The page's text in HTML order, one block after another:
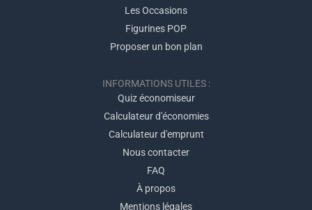
Les Occasions
Figurines POP
Proposer un bon plan
INFORMATIONS UTILES :
Quiz économiseur
Calculateur d'économies
Calculateur d'emprunt
Nous contacter
FAQ
À propos
Mentions légales